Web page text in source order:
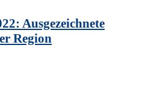
Ausgezeichnete
Region